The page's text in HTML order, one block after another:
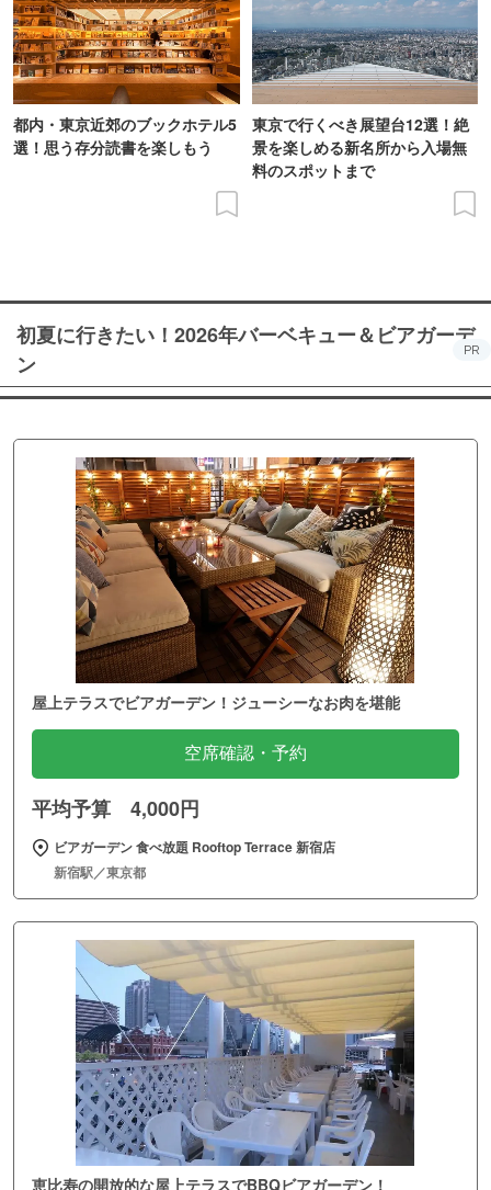
都内・東京近郊のブックホテル5
選！思う存分読書を楽しもう
東京で行くべき展望台12選！絶
景を楽しめる新名所から入場無
料のスポットまで
初夏に行きたい！2026年バーベキュー＆ビアガーデ
ン
PR
屋上テラスでビアガーデン！ジューシーなお肉を堪能
空席確認・予約
平均予算 4,000円
ビアガーデン 食べ放題 Rooftop Terrace 新宿店
新宿駅／東京都
恵比寿の開放的な屋上テラスでBBQビアガーデン！